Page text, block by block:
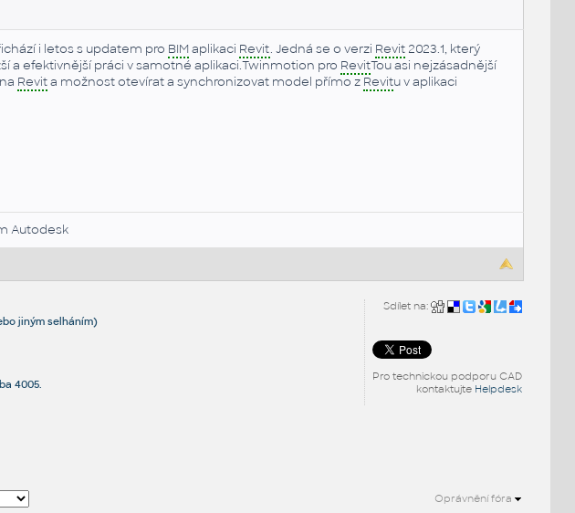
i letos s updatem pro BIMaplikaci Revit. Jedná se o verzi Revit2023.1, který
a efektivnější práci v samotné aplikaci.Twinmotion pro RevitTou asi nejzásadnější
Revita možnost otevírat a synchronizovat model přímo z Revitu v aplikaci
Autodesk
Sdílet na:
Pro technickou podporu CAD
kontaktujte Helpdesk
jiným selháním)
4005.
Oprávnění fóra